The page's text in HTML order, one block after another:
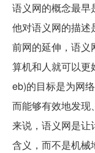
语义网的概念最早
他对语义网的描述
前网的延伸，语义
算机和人就可以更
eb)的目标是为网
而能够有效地发现
来说，语义网是让
含义，而不是机械